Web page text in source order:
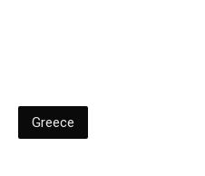
Greece